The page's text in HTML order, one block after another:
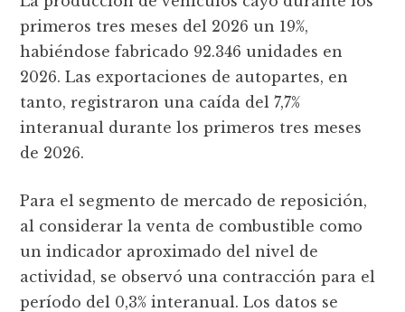
primeros tres meses del 2026 un 19%,
habiéndose fabricado 92.346 unidades en
2026. Las exportaciones de autopartes, en
tanto, registraron una caída del 7,7%
interanual durante los primeros tres meses
de 2026.
Para el segmento de mercado de reposición,
al considerar la venta de combustible como
un indicador aproximado del nivel de
actividad, se observó una contracción para el
período del 0,3% interanual. Los datos se